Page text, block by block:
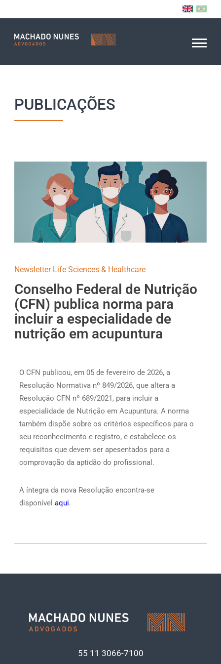
PUBLICAÇÕES
Newsletter Life Sciences & Healthcare
Conselho Federal de Nutrição
(CFN) publica norma para
incluir a especialidade de
nutrição em acupuntura
O CFN publicou, em 05 de fevereiro de 2026, a
Resolução Normativa nº 849/2026, que altera a
Resolução CFN nº 689/2021, para incluir a
especialidade de Nutrição em Acupuntura. A norma
também dispõe sobre os critérios específicos para o
seu reconhecimento e registro, e estabelece os
requisitos que devem ser apesentados para a
comprovação da aptidão do profissional.
A íntegra da nova Resolução encontra-se
disponívelaqui.
55 11 3066-7100